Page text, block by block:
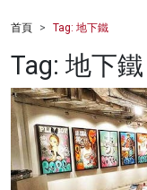
財經
健康
商業
科技
首頁 Tag: 地下鐵
Tag: 地下鐵